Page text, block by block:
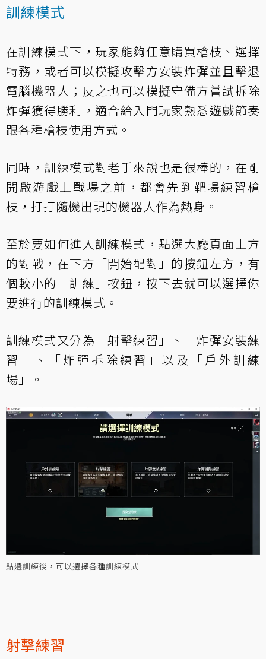
訓練模式
在訓練模式下，玩家能夠任意購買槍枝、選擇
特務，或者可以模擬攻擊方安裝炸彈並且擊退
電腦機器人；反之也可以模擬守備方嘗試拆除
炸彈獲得勝利，適合給入門玩家熟悉遊戲節奏
跟各種槍枝使用方式。
同時，訓練模式對老手來說也是很棒的，在剛
開啟遊戲上戰場之前，都會先到靶場練習槍
枝，打打隨機出現的機器人作為熱身。
至於要如何進入訓練模式，點選大廳頁面上方
的對戰，在下方「開始配對」的按鈕左方，有
個較小的「訓練」按鈕，按下去就可以選擇你
要進行的訓練模式。
訓練模式又分為「射擊練習」、「炸彈安裝練
習」、「炸彈拆除練習」以及「戶外訓練
場」。
點選訓練後，可以選擇各種訓練模式
射擊練習